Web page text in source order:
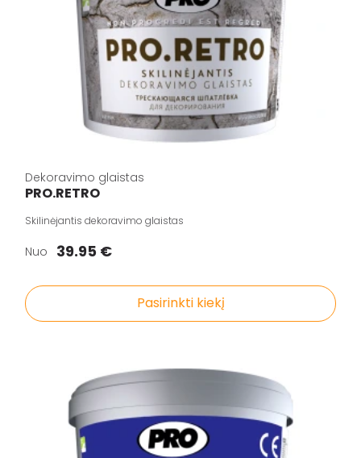
Dekoravimo glaistas
PRO.RETRO
Skilinėjantis dekoravimo glaistas
Nuo 39.95 €
Pasirinkti kiekį